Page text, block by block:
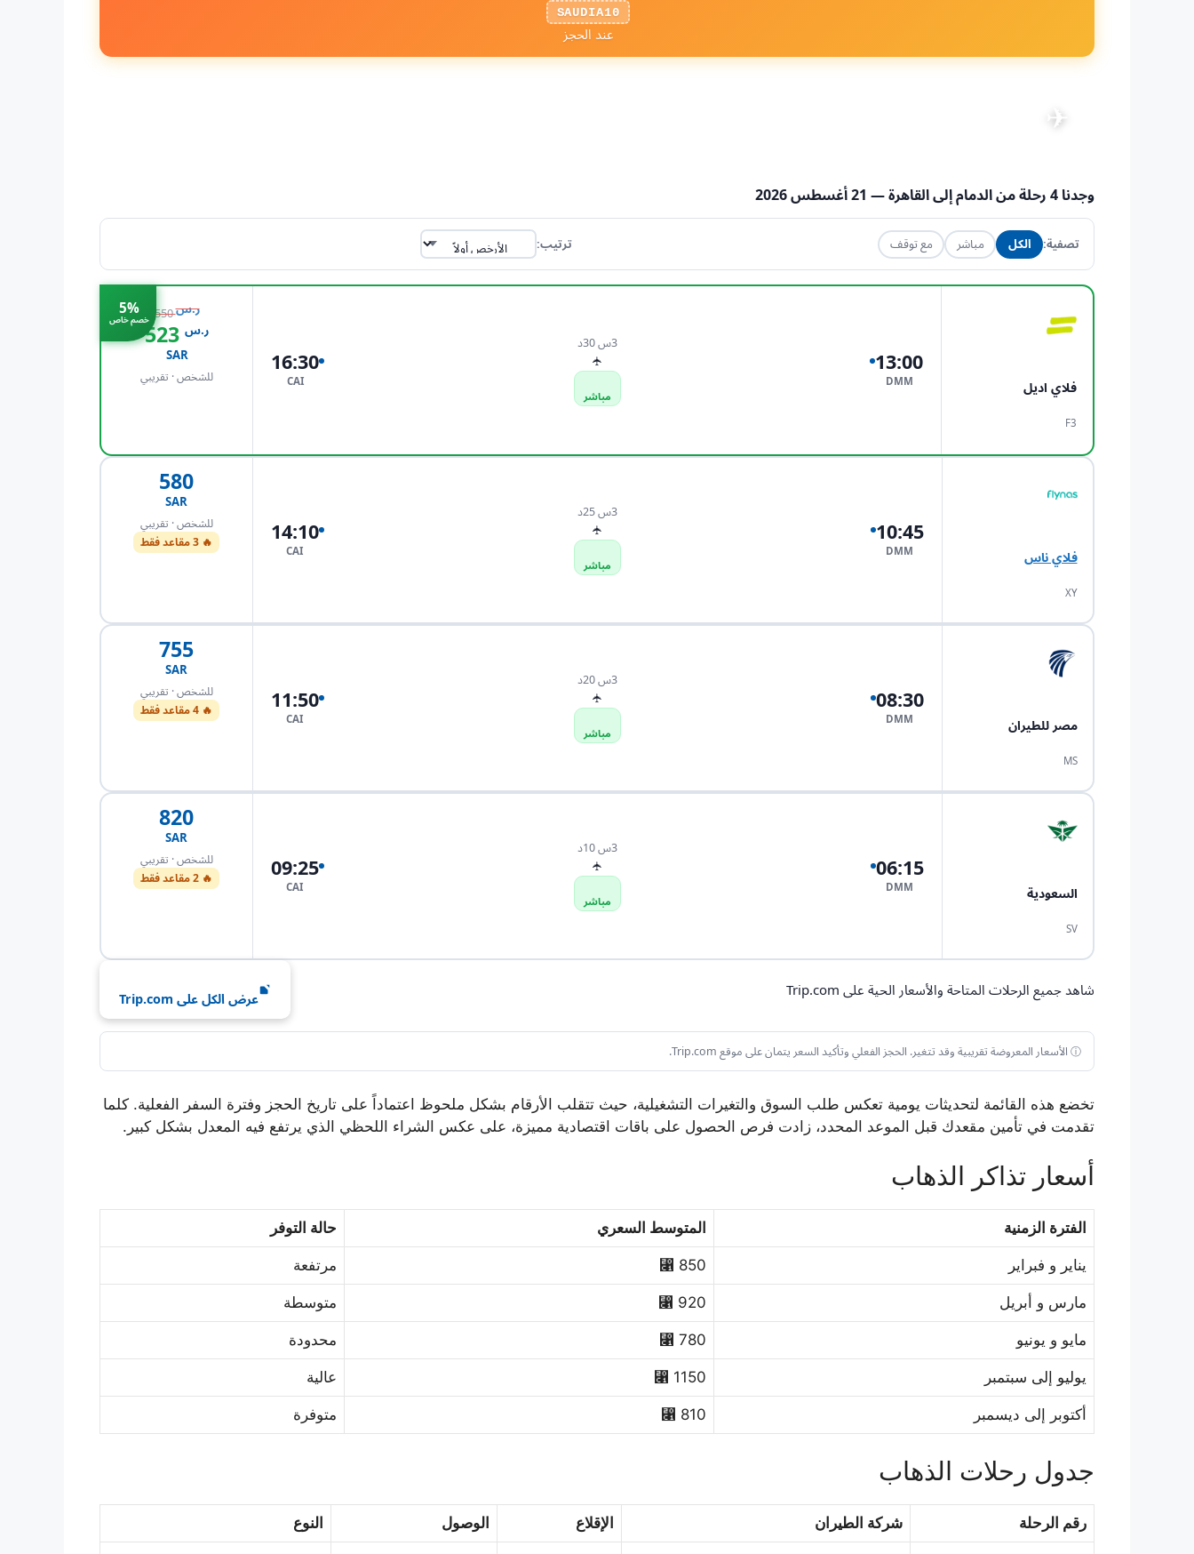
SAUDIA10
عند الحجز
✈
وجدنا 4 رحلة منالدمامإلىالقاهرة— 21 أغسطس 2026
تصفية: الكل مباشر مع توقف ترتيب:
5%
خصم خاص
فلاي اديل
F3
13:00
DMM
3س 30د
✈
مباشر
16:30
CAI
ر.س550
ر.س
SAR
للشخص · تقريبي
فلاي ناس
XY
10:45
DMM
3س 25د
✈
مباشر
14:10
CAI
580
SAR
للشخص · تقريبي
🔥 3 مقاعد فقط
مصر للطيران
MS
08:30
DMM
3س 20د
✈
مباشر
11:50
CAI
755
SAR
للشخص · تقريبي
🔥 4 مقاعد فقط
السعودية
SV
06:15
DMM
3س 10د
✈
مباشر
09:25
CAI
820
SAR
للشخص · تقريبي
🔥 2 مقاعد فقط
شاهد جميع الرحلات المتاحة والأسعار الحية على Trip.com
عرض الكل على Trip.com
ⓘ الأسعار المعروضة تقريبية وقد تتغير. الحجز الفعلي وتأكيد السعر يتمان على موقع Trip.com.
تخضع هذه القائمة لتحديثات يومية تعكس طلب السوق والتغيرات التشغيلية، حيث تتقلب الأرقام بشكل ملحوظ اعتماداً على تاريخ الحجز وفترة السفر الفعلية. كلما
تقدمت في تأمين مقعدك قبل الموعد المحدد، زادت فرص الحصول على باقات اقتصادية مميزة، على عكس الشراء اللحظي الذي يرتفع فيه المعدل بشكل كبير.
أسعار تذاكر الذهاب
الفترة الزمنية المتوسط السعري حالة التوفر
يناير و فبراير 850 ⃁ مرتفعة
مارس و أبريل 920 ⃁ متوسطة
مايو و يونيو 780 ⃁ محدودة
يوليو إلى سبتمبر 1150 ⃁ عالية
أكتوبر إلى ديسمبر 810 ⃁ متوفرة
جدول رحلات الذهاب
رقم الرحلة شركة الطيران الإقلاع الوصول النوع